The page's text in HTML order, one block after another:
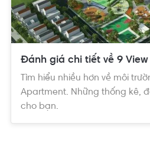
Đánh giá chi tiết về 9
Tìm hiểu nhiều hơn về môi
Apartment. Những thống kê,
cho bạn.